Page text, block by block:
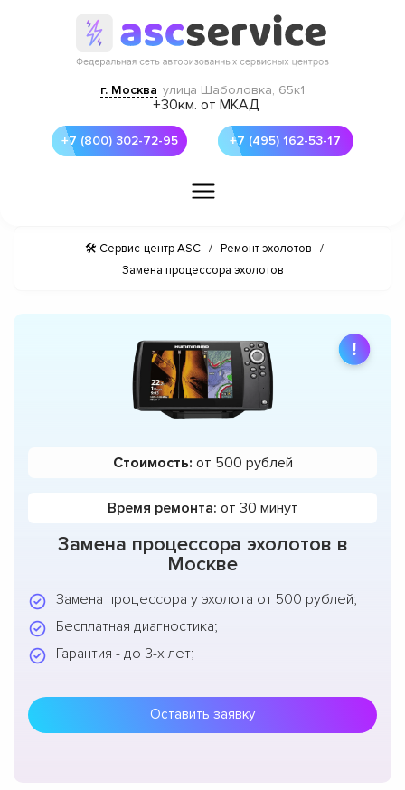
г. Москва улица Шаболовка, 65к1
+30км. от МКАД
+7 (800) 302-72-95 +7 (495) 162-53-17
🛠 Сервис-центр ASC / Ремонт эхолотов
/
Замена процессора эхолотов
Замена процессора эхолотов в
Москве
Замена процессора у эхолота от 500 рублей;
Бесплатная диагностика;
Гарантия - до 3-х лет;
Оставить заявку
Стоимость: от 500 рублей
Время ремонта: от 30 минут